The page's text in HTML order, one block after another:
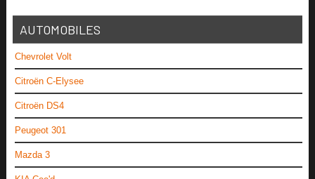
AUTOMOBILES
Chevrolet Volt
Citroën C-Elysee
Citroën DS4
Peugeot 301
Mazda 3